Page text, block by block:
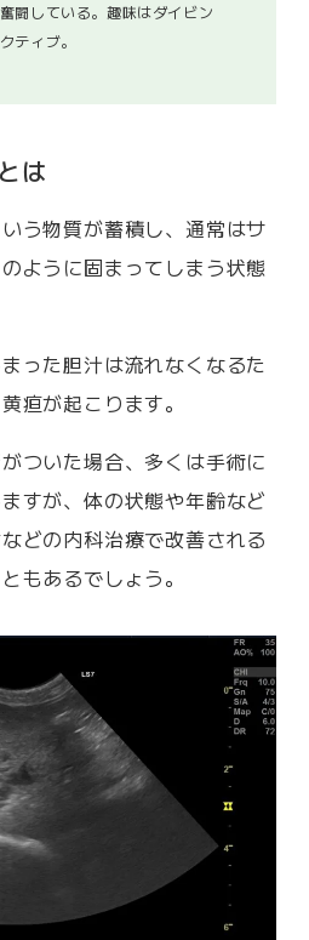
闘している。趣味はダイビン
ティブ。
は
う物質が蓄積し、通常はサ
ように固まってしまう状態
った胆汁は流れなくなるた
疸が起こります。
ついた場合、多くは手術に
すが、体の状態や年齢など
どの内科治療で改善される
もあるでしょう。